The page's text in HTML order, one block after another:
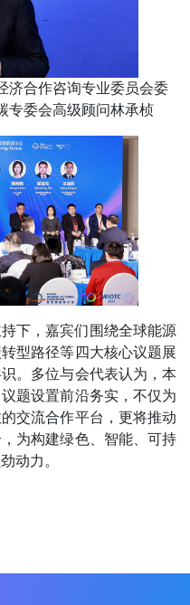
济合作咨询专业委员会委
专委会高级顾问林承桢
下，嘉宾们围绕全球能源
型路径等四大核心议题展
。多位与会代表认为，本
题设置前沿务实，不仅为
交流合作平台，更将推动
为构建绿色、智能、可持
动力。